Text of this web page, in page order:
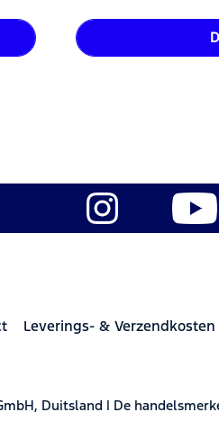
Leverings- & Verzendkosten
Duitsland | De